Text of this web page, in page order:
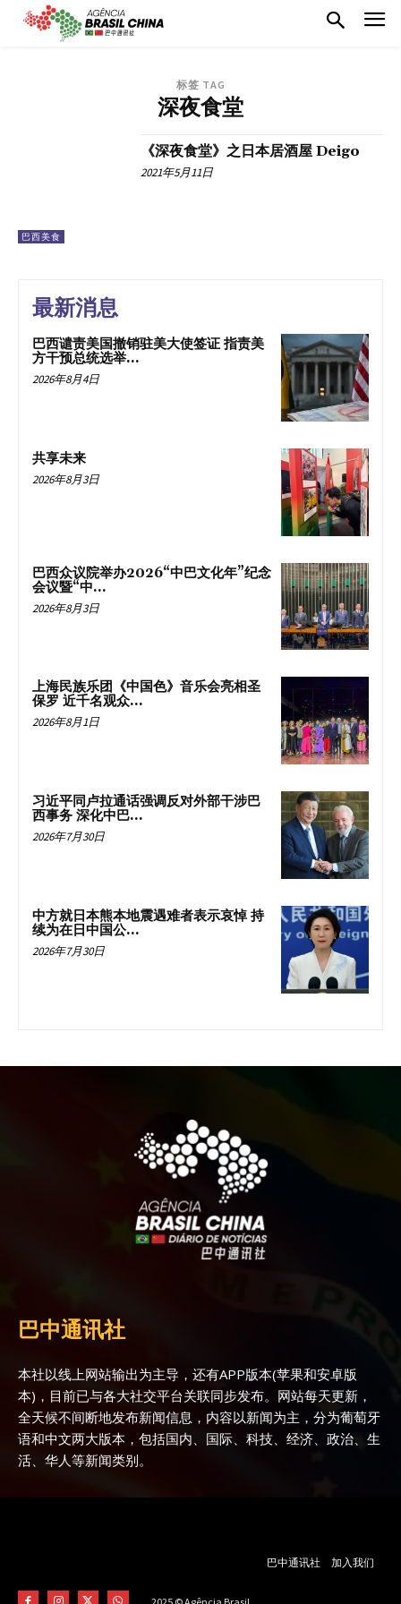
标签 TAG
深夜食堂
巴西美食
《深夜食堂》之日本居酒屋 Deigo
2021年5月11日
最新消息
巴西谴责美国撤销驻美大使签证 指责美
方干预总统选举...
2026年8月4日
共享未来
2026年8月3日
巴西众议院举办2026“中巴文化年”纪念
会议暨“中...
2026年8月3日
上海民族乐团《中国色》音乐会亮相圣
保罗 近千名观众...
2026年8月1日
习近平同卢拉通话强调反对外部干涉巴
西事务 深化中巴...
2026年7月30日
中方就日本熊本地震遇难者表示哀悼 持
续为在日中国公...
2026年7月30日
巴中通讯社
本社以线上网站输出为主导，还有APP版本(苹果和安卓版
本)，目前已与各大社交平台关联同步发布。网站每天更新，
全天候不间断地发布新闻信息，内容以新闻为主，分为葡萄牙
语和中文两大版本，包括国内、国际、科技、经济、政治、生
活、华人等新闻类别。
巴中通讯社 加入我们